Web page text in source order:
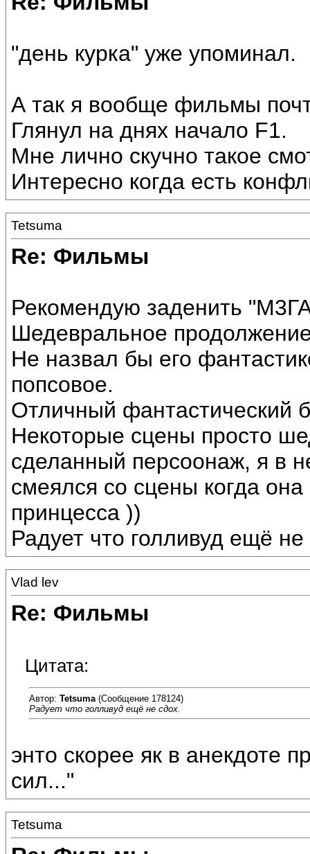
"день курка" уже упоминал.
А так я вообще фильмы
Глянул на днях начало F1.
Мне лично скучно такое
Интересно когда есть
Tetsuma
Re: Фильмы
Рекомендую заденить
Шедевральное
Не назвал бы его
попсовое.
Отличный фантастический
Некоторые сцены просто
сделанный персоонаж, я в
смеялся со сцены когда
принцесса ))
Радует что голливуд ещё не
Vlad lev
Re: Фильмы
Цитата:
Автор: Tetsuma (Сообщение 178124)
Радует что голливуд ещё не сдох.
энто скорее як в анекдоте
сил..."
Tetsuma